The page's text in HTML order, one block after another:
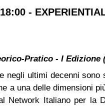
- E
Pratico - I Edizione
negli ultimi decenni
a una delle dimensioni
Network Italianoper la